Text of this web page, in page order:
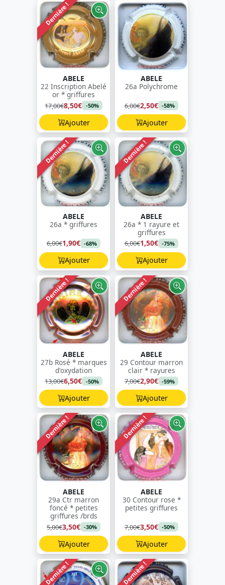
Dernière !
ABELE
22 Inscription Abelé
or * griffures
17,00€8,50€ -50%
Ajouter
ABELE
26a Polychrome
6,00€2,50€ -58%
Ajouter
Dernière !
ABELE
26a * griffures
6,00€1,90€ -68%
Ajouter
Dernière !
ABELE
26a * 1 rayure et
griffures
6,00€1,50€ -75%
Ajouter
Dernière !
ABELE
27b Rosé * marques
d'oxydation
13,00€6,50€ -50%
Ajouter
Dernière !
ABELE
29 Contour marron
clair * rayures
7,00€2,90€ -59%
Ajouter
Dernière !
ABELE
29a Ctr marron
foncé * petites
griffures /brds
5,00€3,50€ -30%
Ajouter
Dernière !
ABELE
30 Contour rose *
petites griffures
7,00€3,50€ -50%
Ajouter
Dernière ! Dernière !